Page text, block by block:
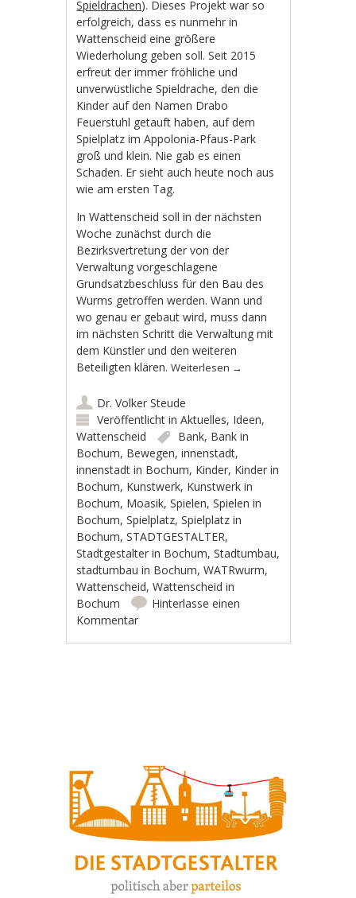
Spieldrachen). Dieses Projekt war so
erfolgreich, dass es nunmehr in
Wattenscheid eine größere
Wiederholung geben soll. Seit 2015
erfreut der immer fröhliche und
unverwüstliche Spieldrache, den die
Kinder auf den Namen Drabo
Feuerstuhl getauft haben, auf dem
Spielplatz im Appolonia-Pfaus-Park
groß und klein. Nie gab es einen
Schaden. Er sieht auch heute noch aus
wie am ersten Tag.
In Wattenscheid soll in der nächsten
Woche zunächst durch die
Bezirksvertretung der von der
Verwaltung vorgeschlagene
Grundsatzbeschluss für den Bau des
Wurms getroffen werden. Wann und
wo genau er gebaut wird, muss dann
im nächsten Schritt die Verwaltung mit
dem Künstler und den weiteren
Beteiligten klären.Weiterlesen →
Dr. Volker Steude
Veröffentlicht inAktuelles, Ideen,
Wattenscheid
Bank, Bank in
Bochum, Bewegen,innenstadt,
innenstadt in Bochum, Kinder, Kinder in
Bochum, Kunstwerk, Kunstwerk in
Bochum, Moasik,Spielen,Spielen in
Bochum,Spielplatz,Spielplatz in
Bochum,STADTGESTALTER,
Stadtgestalter in Bochum,Stadtumbau,
stadtumbau in Bochum,WATRwurm,
Wattenscheid,Wattenscheid in
Bochum
Hinterlasse einen
Kommentar